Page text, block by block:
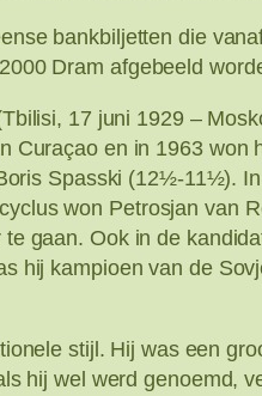
bankbiljetten die
Dram afgebeeld
17 juni 1929 –
Curaçao en in 1963
Spasski (12½-11½).
won Petrosjan van
gaan. Ook in de
hij kampioen van de
stijl. Hij was een
hij wel werd genoemd,